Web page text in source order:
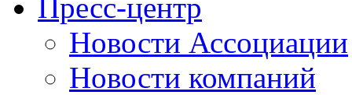
Пресс-центр
Новости Ассоциации
Новости компаний